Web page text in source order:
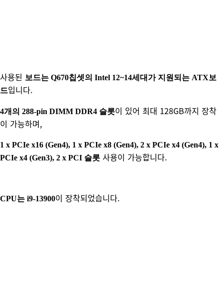
사용된 보드는 Q670칩셋의 Intel 12~14세대가 지원되는 ATX보
드입니다.
4개의 288-pin DIMM DDR4 슬롯이 있어 최대 128GB까지 장착
이 가능하며,
1 x PCIe x16 (Gen4), 1 x PCIe x8 (Gen4), 2 x PCIe x4 (Gen4), 1 x
PCIe x4 (Gen3), 2 x PCI 슬롯 사용이 가능합니다.
CPU는 i9-13900이 장착되었습니다.